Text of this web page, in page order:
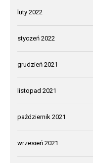
luty 2022
styczeń 2022
grudzień 2021
listopad 2021
październik 2021
wrzesień 2021